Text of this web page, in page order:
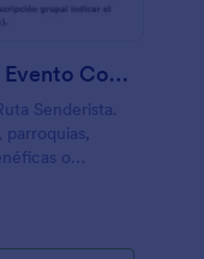
Formulario De Registro De Evento Con Método De Pago
Senderista.
parroquias,
o